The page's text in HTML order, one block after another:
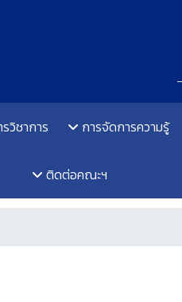
วิชาการ การจัดการความรู้
ติดต่อคณะฯ